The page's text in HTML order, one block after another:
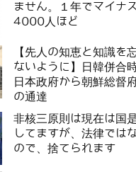
ません。１年でマイナ
4000人ほど
【先人の知恵と知識を
ないように】日韓併合時
日本政府から朝鮮総督
の通達
非核三原則は現在は国
してますが、法律では
ので、捨てられます